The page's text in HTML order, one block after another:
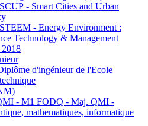
- Smart Cities and Urban
- Energy Environment :
Technology & Management
2018
d'ingénieur de l'Ecole
- M1 FODQ - Maj. QMI -
mathematiques, informatique